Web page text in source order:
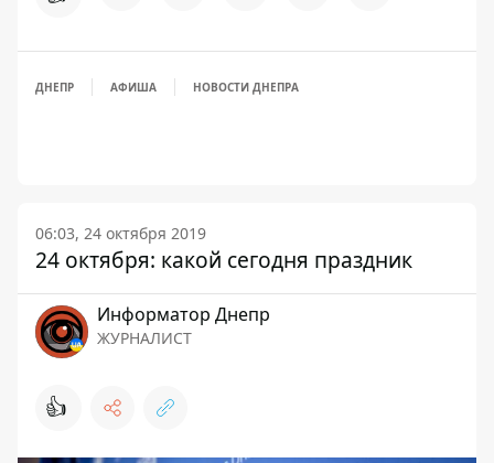
ДНЕПР АФИША НОВОСТИ ДНЕПРА
06:03, 24 октября 2019
24 октября: какой сегодня праздник
Информатор Днепр
ЖУРНАЛИСТ
👍